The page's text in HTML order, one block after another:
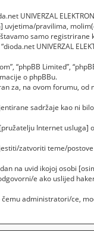
UNIVERZAL
pravilima,
samo
UNIVERZAL
“phpBB Limited”,
o phpBBu.
za, na ovom forumu,
sadržaje kao ni
Internet
zatvoriti teme/
uvid ikojoj osobi [osim
e ako uslijed
administratori/ce,